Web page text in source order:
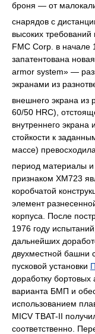
броня — от
снарядов с
высоких
FMC Corp. в начале
запатентована
armor system» —
экранами из
внешнего экрана из
60/50 HRC),
внутреннего
стойкости к
массе)
период материалы и
признаком ХМ723
коробчатой
элемент
корпуса. После
1976 году
дальнейших
двухместной башни
пусковой установки
доработку бортовых
варианта БМП и
использованием
MICV TBAT-II
соответственно.